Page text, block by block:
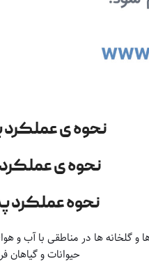
نحوه ی عملکرد
نحوه عملکرد
و گلخانه ها در مناطقی با آب
حیوانات و گیاهان